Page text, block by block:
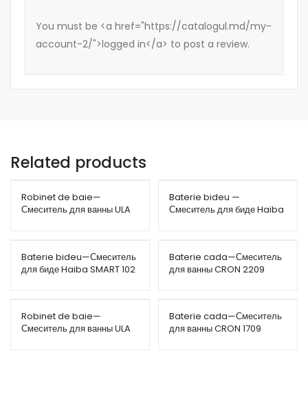
You must be <a href="https://catalogul.md/my-
account-2/">logged in</a> to post a review.
Related products
Robinet de baie—
Смеситель для ванны ULA
Baterie bideu —
Смеситель для биде Haiba
Baterie bideu—Смеситель
для биде Haiba SMART 102
Baterie cada—Смеситель
для ванны CRON 2209
Robinet de baie—
Смеситель для ванны ULA
Baterie cada—Смеситель
для ванны CRON 1709